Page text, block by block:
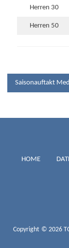
Herren 30
Herren 50
Saisonauftakt
HOME
Copyright © 2026